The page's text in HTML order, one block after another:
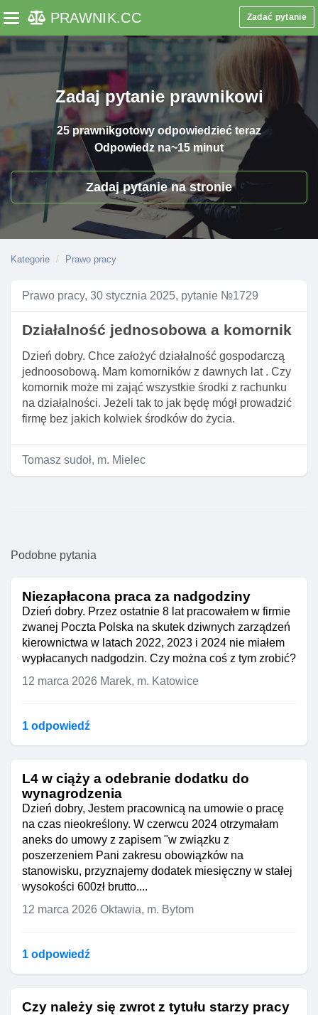
Toggle navigation
PRAWNIK.CC Zadać pytanie
Zadaj pytanie prawnikowi
25 prawnikgotowy odpowiedzieć teraz
Odpowiedz na~15 minut
Zadaj pytanie na stronie
Kategorie Prawo pracy
Prawo pracy, 30 stycznia 2025, pytanie №1729
Działalność jednosobowa a komornik
Dzień dobry. Chce założyć działalność gospodarczą
jednoosobową. Mam komorników z dawnych lat . Czy
komornik może mi zająć wszystkie środki z rachunku
na działalności. Jeżeli tak to jak będę mógł prowadzić
firmę bez jakich kolwiek środków do życia.
Tomasz sudoł, m. Mielec
Podobne pytania
Niezapłacona praca za nadgodziny
Dzień dobry. Przez ostatnie 8 lat pracowałem w firmie
zwanej Poczta Polska na skutek dziwnych zarządzeń
kierownictwa w latach 2022, 2023 i 2024 nie miałem
wypłacanych nadgodzin. Czy można coś z tym zrobić?
12 marca 2026 Marek, m. Katowice
1 odpowiedź
L4 w ciąży a odebranie dodatku do
wynagrodzenia
Dzień dobry, Jestem pracownicą na umowie o pracę
na czas nieokreślony. W czerwcu 2024 otrzymałam
aneks do umowy z zapisem "w związku z
poszerzeniem Pani zakresu obowiązków na
stanowisku, przyznajemy dodatek miesięczny w stałej
wysokości 600zł brutto....
12 marca 2026 Oktawia, m. Bytom
1 odpowiedź
Czy należy się zwrot z tytułu starzy pracy